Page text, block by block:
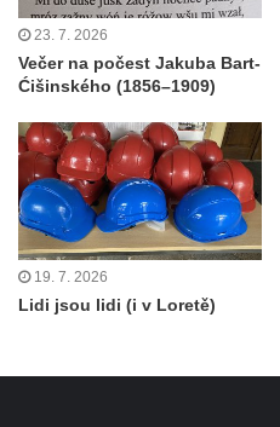
23. 7. 2026
Večer na počest Jakuba Bart-
Ćišinského (1856–1909)
19. 7. 2026
Lidi jsou lidi (i v Loretě)